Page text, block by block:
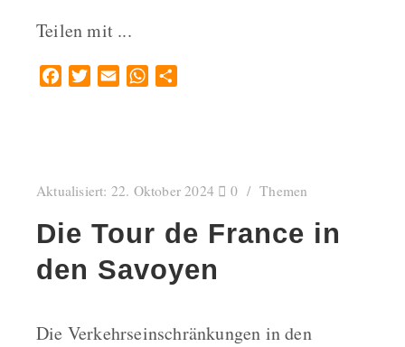
Teilen mit ...
FacebookTwitterEmail WhatsApp
Aktualisiert: 22. Oktober 2024 0 Themen
Die Tour de France in
den Savoyen
Die Verkehrseinschränkungen in den